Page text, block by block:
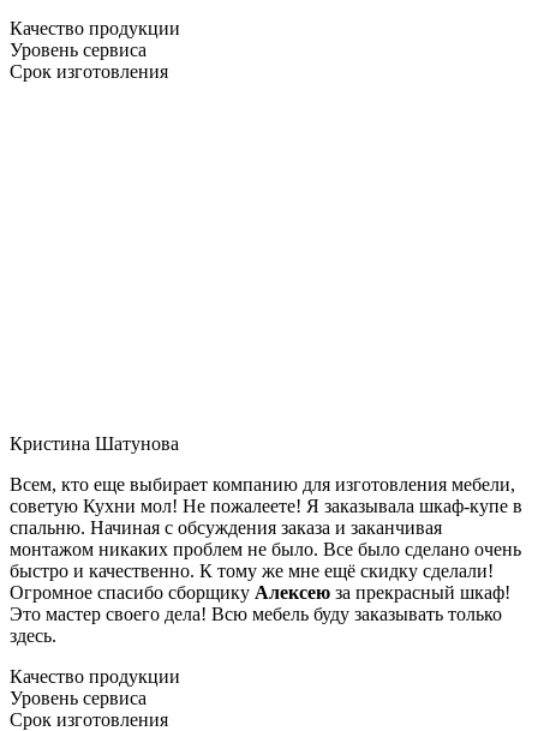
Качество продукции
Уровень сервиса
Срок изготовления
Кристина Шатунова
Всем, кто еще выбирает компанию для изготовления мебели,
советую Кухни мол! Не пожалеете! Я заказывала шкаф-купе в
спальню. Начиная с обсуждения заказа и заканчивая
монтажом никаких проблем не было. Все было сделано очень
быстро и качественно. К тому же мне ещё скидку сделали!
Огромное спасибо сборщику Алексею за прекрасный шкаф!
Это мастер своего дела! Всю мебель буду заказывать только
здесь.
Качество продукции
Уровень сервиса
Срок изготовления